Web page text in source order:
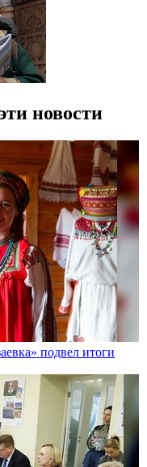
новости
подвел итоги